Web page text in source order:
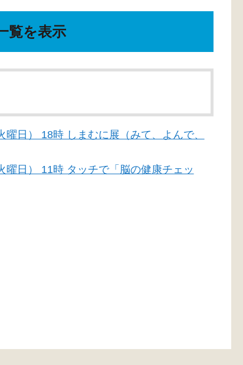
覧を表示
日） 18時 しまむに展（みて、よんで、
日） 11時 タッチで「脳の健康チェッ